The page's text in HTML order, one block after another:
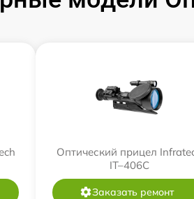
Оптический прицел
IT–406С
Заказать ремонт